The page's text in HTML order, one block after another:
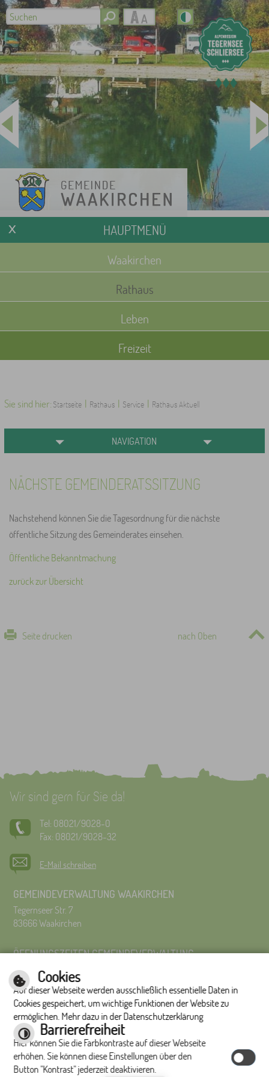
HAUPTMENÜ
Waakirchen
Rathaus
Leben
Freizeit
Sie sind hier: Startseite | Rathaus | Service | Rathaus Aktuell
NAVIGATION
NÄCHSTE GEMEINDERATSSITZUNG
Nachstehend können Sie die Tagesordnung für die nächste
öffentliche Sitzung des Gemeinderates einsehen.
Öffentliche Bekanntmachung
zurück zur Übersicht
Seite drucken nach Oben
Wir sind gern für Sie da!
Tel: 08021/9028-0
Fax: 08021/9028-32
E-Mail schreiben
GEMEINDEVERWALTUNG WAAKIRCHEN
Tegernseer Str. 7
83666 Waakirchen
ÖFFNUNGSZEITEN GEMEINDEVERWALTUNG
Montag bis Freitag 8:00 Uhr – 12:00 Uhr
Montag bis Donnerstag 14:00 – 16:00 Uhr
Es wird um Terminvereinbarung gebeten.
Impressum|Hilfe|Inhalt| Datenschutzerklärung
Optimiert für
mobile Endgeräte
Cookies
Auf dieser Webseite werden ausschließlich essentielle Daten in
Cookies gespeichert, um wichtige Funktionen der Website zu
ermöglichen. Mehr dazu in der Datenschutzerklärung
Barrierefreiheit
Hier können Sie die Farbkontraste auf dieser Webseite
erhöhen. Sie können diese Einstellungen über den
Button "Kontrast" jederzeit deaktivieren.